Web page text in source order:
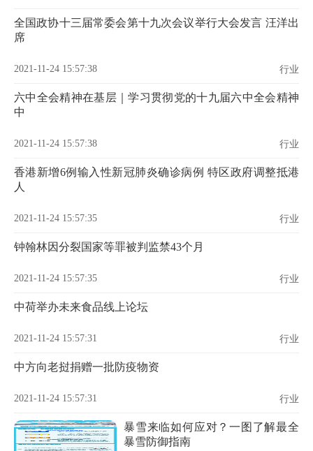
全国政协十三届常委会第十九次会议举行大会发言 汪洋出
席
2021-11-24 15:57:38 行业
六中全会精神在基层｜学习贯彻党的十九届六中全会精神
中
2021-11-24 15:57:38 行业
香港新增6例输入性新冠肺炎确诊病例 特区政府调整抵港
人
2021-11-24 15:57:35 行业
钟翰林因分裂国家等罪被判监禁43个月
2021-11-24 15:57:35 行业
中荷举办未来食品线上论坛
2021-11-24 15:57:31 行业
中方向老挝捐赠一批防疫物资
2021-11-24 15:57:31 行业
暴雪来临如何应对？一图了解最全
暴雪防御指南